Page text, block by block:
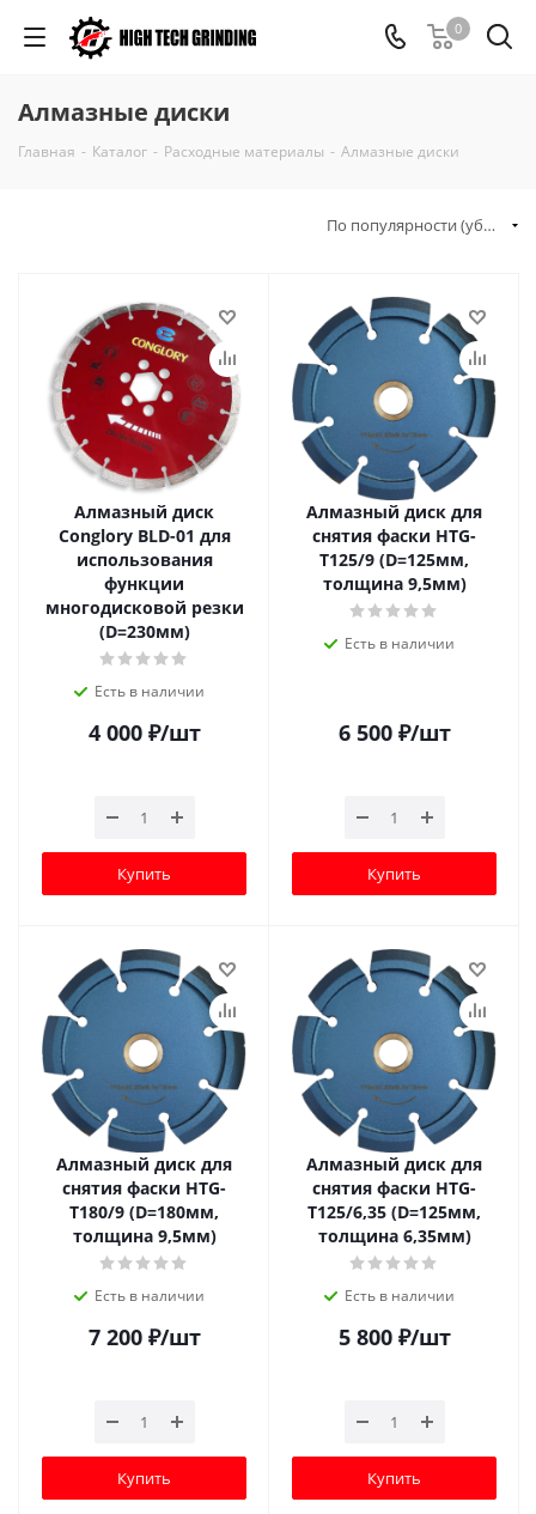
0
Алмазные диски
Главная - Каталог - Расходные материалы - Алмазные диски
По популярности (убывание)
Алмазный диск
Conglory BLD-01 для
использования
функции
многодисковой резки
(D=230мм)
Есть в наличии
4 000₽/шт
Купить
Алмазный диск для
снятия фаски HTG-
T125/9 (D=125мм,
толщина 9,5мм)
Есть в наличии
6 500₽/шт
Купить
Алмазный диск для
снятия фаски HTG-
T180/9 (D=180мм,
толщина 9,5мм)
Есть в наличии
7 200₽/шт
Купить
Алмазный диск для
снятия фаски HTG-
T125/6,35 (D=125мм,
толщина 6,35мм)
Есть в наличии
5 800₽/шт
Купить